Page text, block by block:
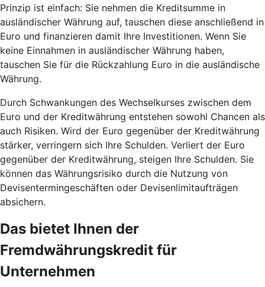
Prinzip ist einfach: Sie nehmen die Kreditsumme in
ausländischer Währung auf, tauschen diese anschließend in
Euro und finanzieren damit Ihre Investitionen. Wenn Sie
keine Einnahmen in ausländischer Währung haben,
tauschen Sie für die Rückzahlung Euro in die ausländische
Währung.
Durch Schwankungen des Wechselkurses zwischen dem
Euro und der Kreditwährung entstehen sowohl Chancen als
auch Risiken. Wird der Euro gegenüber der Kreditwährung
stärker, verringern sich Ihre Schulden. Verliert der Euro
gegenüber der Kreditwährung, steigen Ihre Schulden. Sie
können das Währungsrisiko durch die Nutzung von
Devisentermingeschäften oder Devisenlimitaufträgen
absichern.
Das bietet Ihnen der
Fremdwährungskredit für
Unternehmen